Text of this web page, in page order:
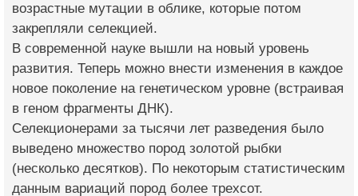
возрастные мутации в облике, которые потом
закрепляли селекцией.
В современной науке вышли на новый уровень
развития. Теперь можно внести изменения в каждое
новое поколение на генетическом уровне (встраивая
в геном фрагменты ДНК).
Селекционерами за тысячи лет разведения было
выведено множество пород золотой рыбки
(несколько десятков). По некоторым статистическим
данным вариаций пород более трехсот.